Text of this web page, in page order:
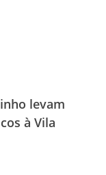
levam
à Vila